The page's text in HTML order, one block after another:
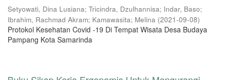
Setyowati, Dina Lusiana; Tricindra, Dzulhannisa; Indar, Baso;
Ibrahim, Rachmad Akram; Kamawasita; Melina (2021-09-08)
Protokol Kesehatan Covid -19 Di Tempat Wisata Desa Budaya
Pampang Kota Samarinda